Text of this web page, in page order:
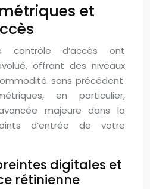
et
contrôle d’accès ont
offrant des niveaux
sans précédent.
en particulier,
majeure dans la
d’entrée de votre
digitales et
rétinienne